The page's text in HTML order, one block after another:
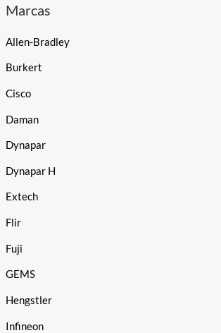
Marcas
Allen-Bradley
Burkert
Cisco
Daman
Dynapar
Dynapar H
Extech
Flir
Fuji
GEMS
Hengstler
Infineon